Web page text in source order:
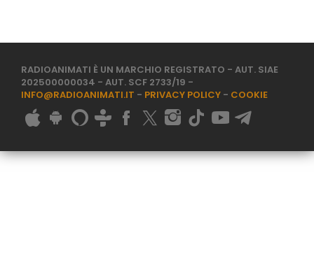
RADIOANIMATI È UN MARCHIO REGISTRATO - AUT. SIAE
202500000034 - AUT. SCF 2733/19 -
INFO@RADIOANIMATI.IT - PRIVACY POLICY - COOKIE